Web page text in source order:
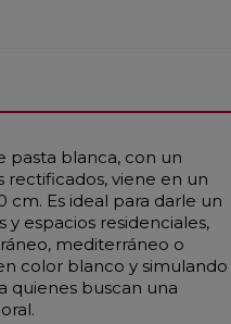
pasta blanca, con un
viene en un
Es ideal para darle un
espacios residenciales,
mediterráneo o
color blanco y simulando
quienes buscan una